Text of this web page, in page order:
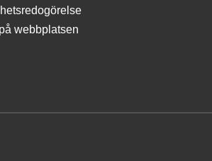
webbplatsen